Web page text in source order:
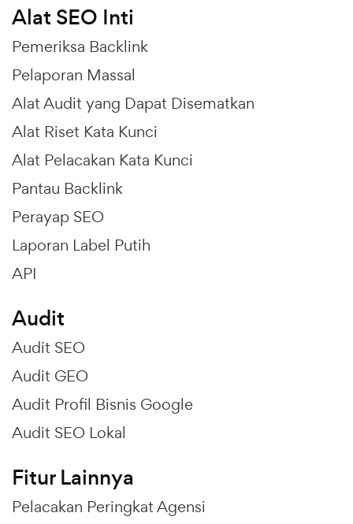
Alat SEO Inti
Pemeriksa Backlink
Pelaporan Massal
Alat Audit yang Dapat Disematkan
Alat Riset Kata Kunci
Alat Pelacakan Kata Kunci
Pantau Backlink
Perayap SEO
Laporan Label Putih
API
Audit
Audit SEO
Audit GEO
Audit Profil Bisnis Google
Audit SEO Lokal
Fitur Lainnya
Pelacakan Peringkat Agensi